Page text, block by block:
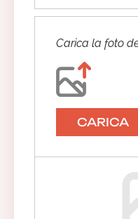
Carica la foto
CARICA